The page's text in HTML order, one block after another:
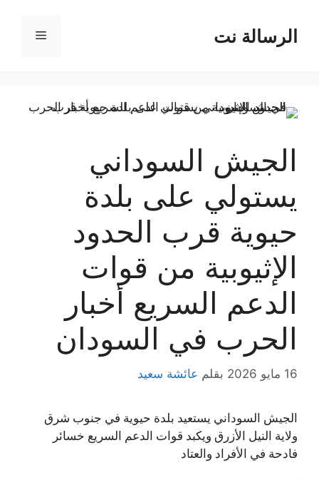
المحتوىالرسالة نت القائمة
الجيش السوداني
يستولي على بلدة
حيوية قرب الحدود
الإثيوبية من قوات
الدعم السريع أخبار
الحرب في السودان
16 مايو 2026 بقلم عائشة سعيد
الجيش السوداني يستعيد بلدة حيوية في جنوب شرق
ولاية النيل الأزرق ويكبد قوات الدعم السريع خسائر
فادحة في الأفراد والعتاد